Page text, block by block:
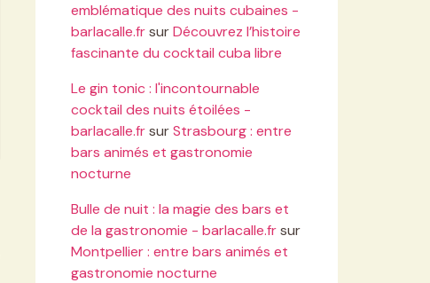
emblématique des nuits cubaines -
barlacalle.frsurDécouvrez l’histoire
fascinante du cocktail cuba libre
Le gin tonic : l'incontournable
cocktail des nuits étoilées -
barlacalle.frsurStrasbourg : entre
bars animés et gastronomie
nocturne
Bulle de nuit : la magie des bars et
de la gastronomie - barlacalle.frsur
Montpellier : entre bars animés et
gastronomie nocturne